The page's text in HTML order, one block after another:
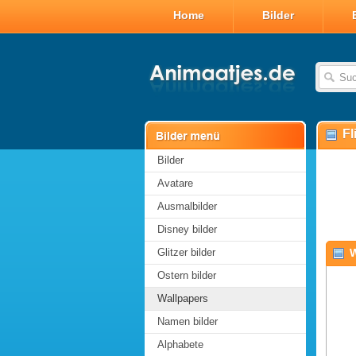
Home Bilder
Bilder
Avatare
Ausmalbilder
Disney bilder
Glitzer bilder
Ostern bilder
Wallpapers
Namen bilder
Alphabete